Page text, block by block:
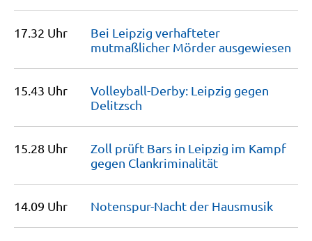
17.32 Uhr
Bei Leipzig verhafteter
mutmaßlicher Mörderausgewiesen
15.43 Uhr
Volleyball-Derby: Leipzig gegen
Delitzsch
15.28 Uhr
Zoll prüft Bars in Leipzig im Kampf
gegen Clankriminalität
14.09 Uhr Notenspur-Nacht der Hausmusik